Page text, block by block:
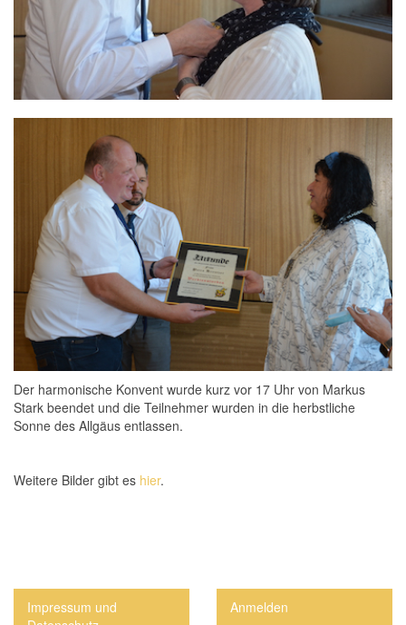
Der harmonische Konvent wurde kurz vor 17 Uhr von Markus
Stark beendet und die Teilnehmer wurden in die herbstliche
Sonne des Allgäus entlassen.
Weitere Bilder gibt es hier.
Impressum und
Anmelden